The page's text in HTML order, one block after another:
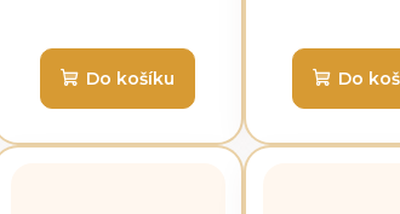
Do košíku Do